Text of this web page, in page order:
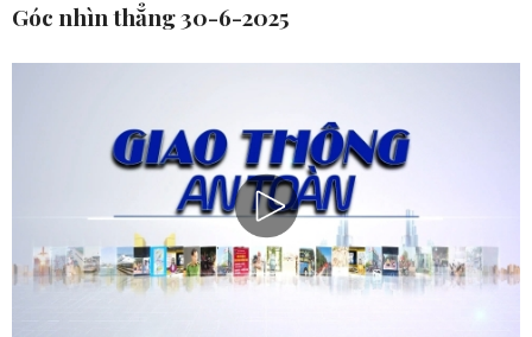
Góc nhìn thẳng 30-6-2025